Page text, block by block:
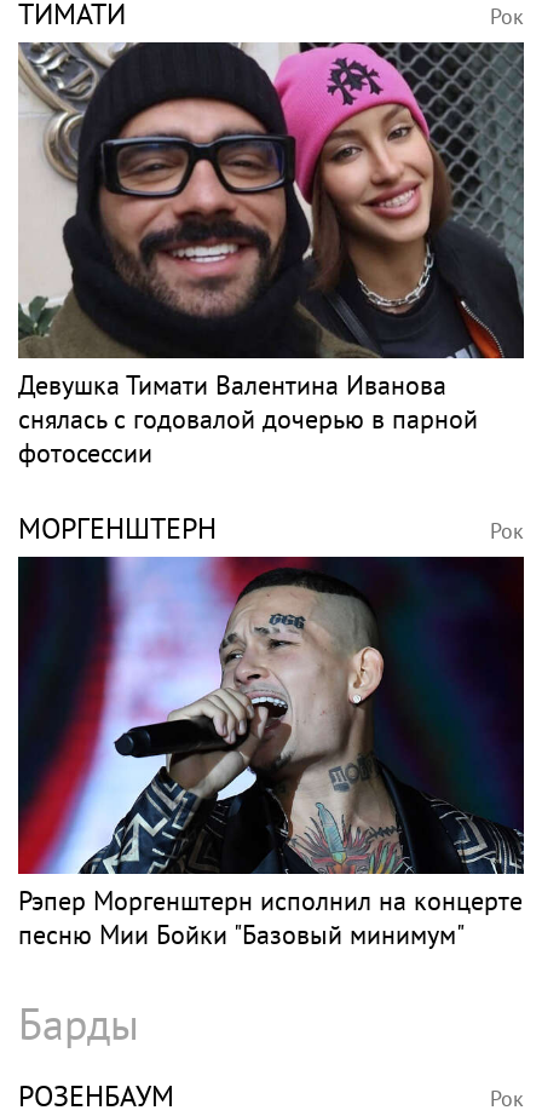
ТИМАТИ Рок
Девушка Тимати Валентина Иванова
снялась с годовалой дочерью в парной
фотосессии
МОРГЕНШТЕРН Рок
Рэпер Моргенштерн исполнил на концерте
песню Мии Бойки "Базовый минимум"
Барды
РОЗЕНБАУМ Рок